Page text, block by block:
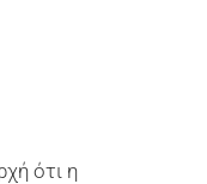
ότι η